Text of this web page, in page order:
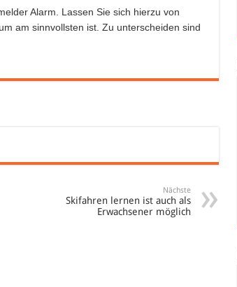
Alarm. Lassen Sie sich hierzu von
am sinnvollsten ist. Zu unterscheiden sind
Nächste
Skifahren lernen ist auch als
Erwachsener möglich